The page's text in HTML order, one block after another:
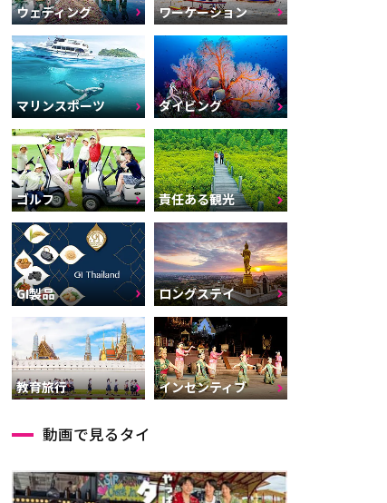
ウェディング ワーケーション
マリンスポーツ ダイビング
ゴルフ 責任ある観光
GI製品 ロングステイ
教育旅行 インセンティブ
動画で見るタイ